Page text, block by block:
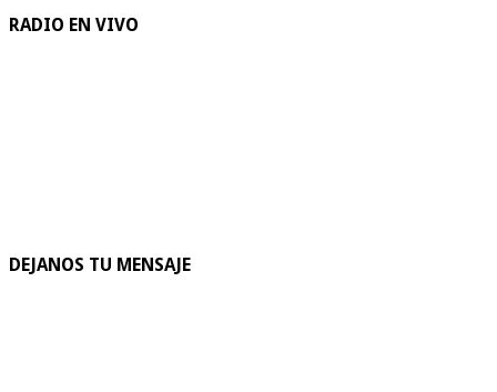
RADIO EN VIVO
DEJANOS TU MENSAJE